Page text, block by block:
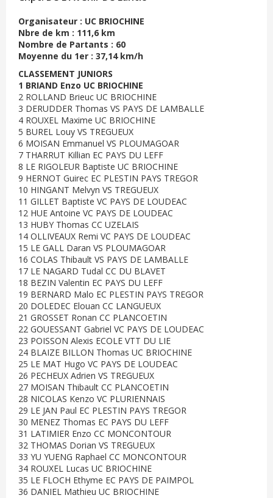
Organisateur : UC BRIOCHINE
Nbre de km : 111,6 km
Nombre de Partants : 60
Moyenne du 1er : 37,14 km/h
CLASSEMENT JUNIORS
1 BRIAND Enzo UC BRIOCHINE
2 ROLLAND Brieuc UC BRIOCHINE
3 DERUDDER Thomas VS PAYS DE LAMBALLE
4 ROUXEL Maxime UC BRIOCHINE
5 BUREL Louy VS TREGUEUX
6 MOISAN Emmanuel VS PLOUMAGOAR
7 THARRUT Killian EC PAYS DU LEFF
8 LE RIGOLEUR Baptiste UC BRIOCHINE
9 HERNOT Guirec EC PLESTIN PAYS TREGOR
10 HINGANT Melvyn VS TREGUEUX
11 GILLET Baptiste VC PAYS DE LOUDEAC
12 HUE Antoine VC PAYS DE LOUDEAC
13 HUBY Thomas CC UZELAIS
14 OLLIVEAUX Remi VC PAYS DE LOUDEAC
15 LE GALL Daran VS PLOUMAGOAR
16 COLAS Thibault VS PAYS DE LAMBALLE
17 LE NAGARD Tudal CC DU BLAVET
18 BEZIN Valentin EC PAYS DU LEFF
19 BERNARD Malo EC PLESTIN PAYS TREGOR
20 DOLEDEC Elouan CC LANGUEUX
21 GROSSET Ronan CC PLANCOETIN
22 GOUESSANT Gabriel VC PAYS DE LOUDEAC
23 POISSON Alexis ECOLE VTT DU LIE
24 BLAIZE BILLON Thomas UC BRIOCHINE
25 LE MAT Hugo VC PAYS DE LOUDEAC
26 PECHEUX Adrien VS TREGUEUX
27 MOISAN Thibault CC PLANCOETIN
28 NICOLAS Kenzo VC PLURIENNAIS
29 LE JAN Paul EC PLESTIN PAYS TREGOR
30 MENEZ Thomas EC PAYS DU LEFF
31 LATIMIER Enzo CC MONCONTOUR
32 THOMAS Dorian VS TREGUEUX
33 YU YUENG Raphael CC MONCONTOUR
34 ROUXEL Lucas UC BRIOCHINE
35 LE FLOCH Ethyme EC PAYS DE PAIMPOL
36 DANIEL Mathieu UC BRIOCHINE